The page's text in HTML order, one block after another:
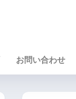
お問い合わせ